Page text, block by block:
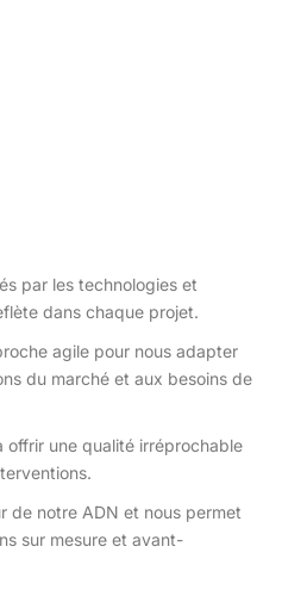
par les technologies et
dans chaque projet.
agile pour nous adapter
du marché et aux besoins de
offrir une qualité irréprochable
de notre ADN et nous permet
sur mesure et avant-